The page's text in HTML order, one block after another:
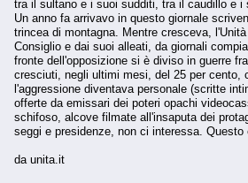
tra il sultano e i suoi sudditi, tra il caudillo e
Un anno fa arrivavo in questo giornale
trincea di montagna. Mentre cresceva,
Consiglio e dai suoi alleati, da giornali
fronte dell'opposizione si è diviso in guerre
cresciuti, negli ultimi mesi, del 25 per cento,
l'aggressione diventava personale (scritte
offerte da emissari dei poteri opachi
schifoso, alcove filmate all'insaputa dei
seggi e presidenze, non ci interessa.
da unita.it